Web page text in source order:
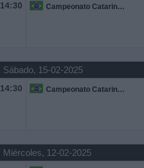
14:30 Campeonato Catarinense
Sábado, 15-02-2025
14:30 Campeonato Catarinense
Miércoles, 12-02-2025